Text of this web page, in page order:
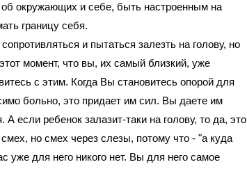
окружающих и себе, быть настроенным на
границу себя.
и пытаться залезть на голову, но
момент, что вы, их самый близкий, уже
с этим. Когда Вы становитесь опорой для
больно, это придает им сил. Вы даете им
если ребенок залазит-таки на голову, то да, это
но смех через слезы, потому что - "а куда
уже для него никого нет. Вы для него самое